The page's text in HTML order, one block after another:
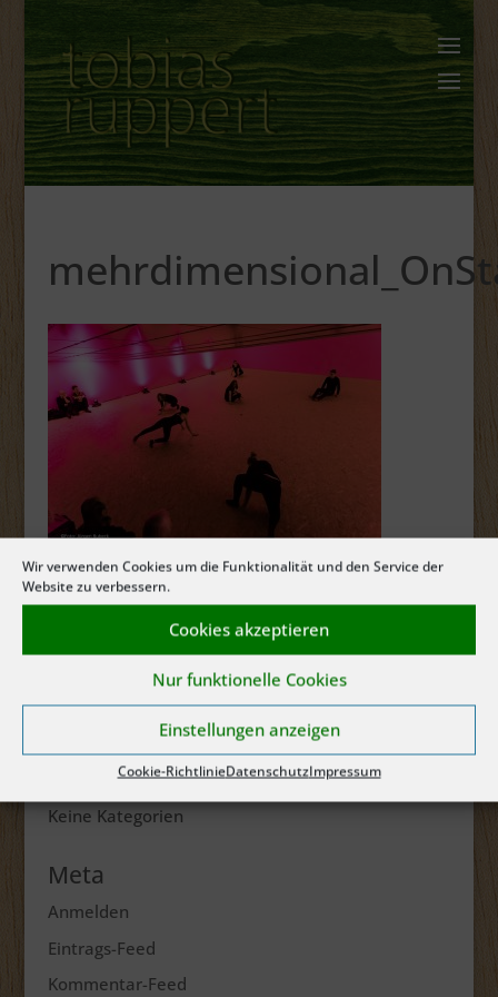
Wir verwenden Cookies um die Funktionalität und den Service der
Website zu verbessern.
Cookies akzeptieren
Nur funktionelle Cookies
Einstellungen anzeigen
Cookie-RichtlinieDatenschutzImpressum
Neueste Kommentare
Archiv
Kategorien
Keine Kategorien
Meta
Anmelden
Eintrags-Feed
Kommentar-Feed